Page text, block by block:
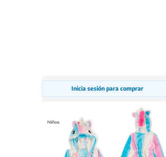
Inicia sesión para comprar